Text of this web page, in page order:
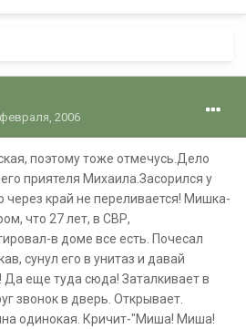
2006
поэтому тоже отмечусь.Дело
приятеля Михаила.Засорился у
через край не переливается! Мишка-
что 27 лет, в СВР,
в доме все есть. Почесал
сунул его в унитаз и давай
Да еще туда сюда! Заталкивает в
звонок в дверь. Открывает.
одинокая. Кричит-"Миша! Миша!